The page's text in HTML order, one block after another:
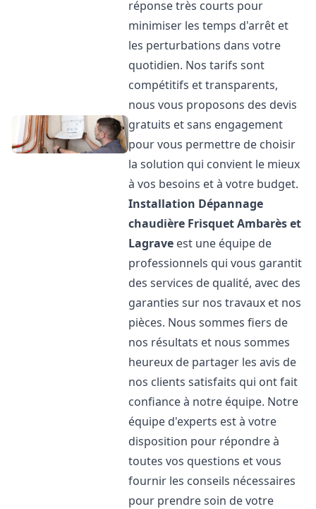
réponse très courts pour
minimiser les temps d'arrêt et
les perturbations dans votre
quotidien. Nos tarifs sont
compétitifs et transparents,
nous vous proposons des devis
gratuits et sans engagement
pour vous permettre de choisir
la solution qui convient le mieux
à vos besoins et à votre budget.
Installation Dépannage
chaudière FrisquetAmbarès et
Lagrave est une équipe de
professionnels qui vous garantit
des services de qualité, avec des
garanties sur nos travaux et nos
pièces. Nous sommes fiers de
nos résultats et nous sommes
heureux de partager les avis de
nos clients satisfaits qui ont fait
confiance à notre équipe. Notre
équipe d'experts est à votre
disposition pour répondre à
toutes vos questions et vous
fournir les conseils nécessaires
pour prendre soin de votre